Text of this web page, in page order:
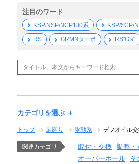
注目のワード
KSP/NSP/NCP130系 KSP/SCP/
RS GRMNターボ RS"G's"
カテゴリを選ぶ ＋
トップ 足廻り 駆動系 デフオイル
関連カテゴリ 取付・交換
調整・
オーバーホール
そ